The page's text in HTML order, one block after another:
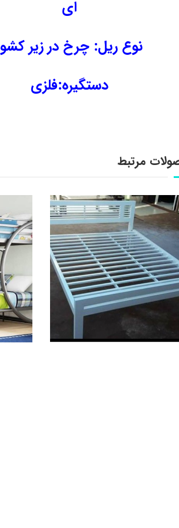
ای
نوع ریل: چرخ در زیر کشو
دستگیره:فلزی
مرتبط